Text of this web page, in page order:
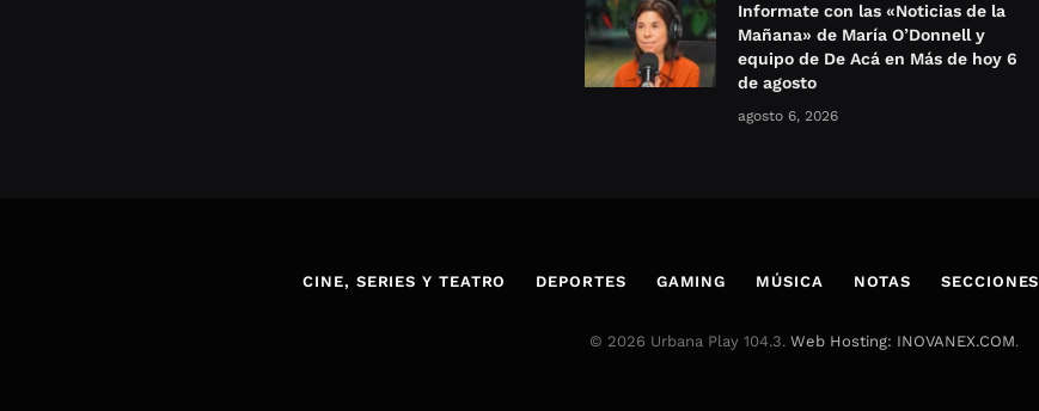
Informate con las «Noticias de la
Mañana» de María O’Donnell y
equipo de De Acá en Más de hoy 6
de agosto
agosto 6, 2026
CINE, SERIES Y TEATRO DEPORTES GAMING MÚSICA NOTAS SECCIONES
© 2026 Urbana Play 104.3. Web Hosting: INOVANEX.COM.